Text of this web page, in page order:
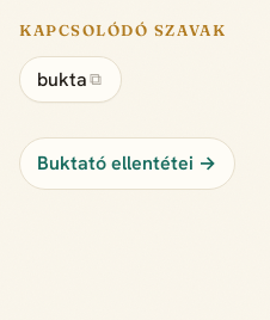
KAPCSOLÓDÓ SZAVAK
bukta ⧉
Buktató ellentétei →